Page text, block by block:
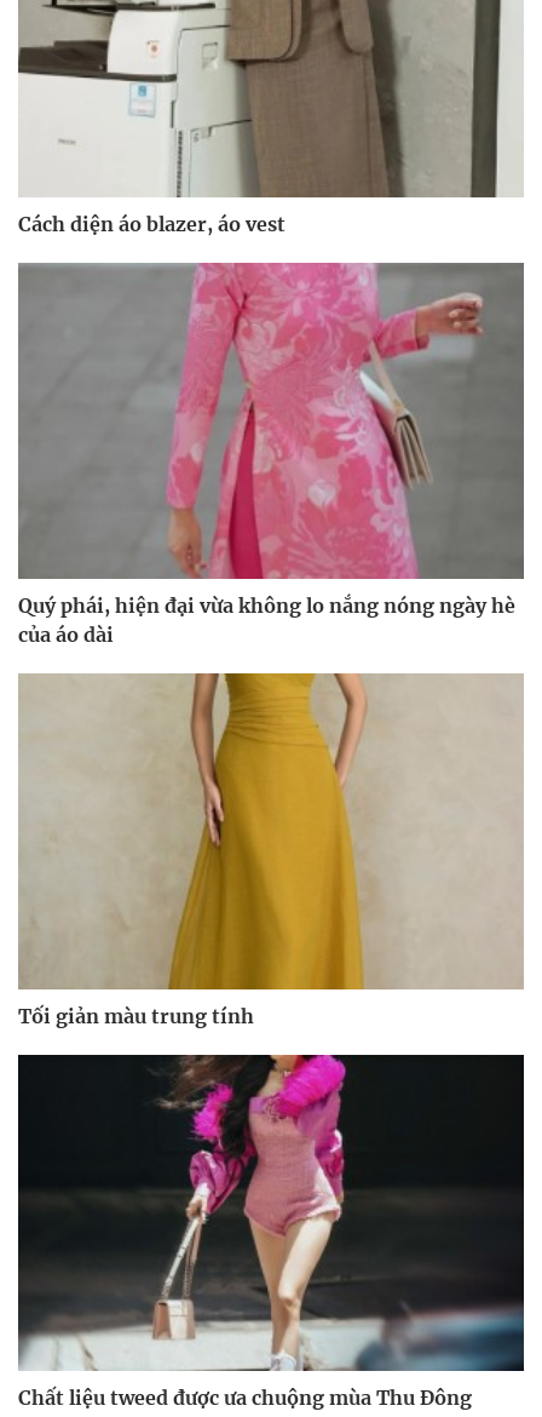
Cách diện áo blazer, áo vest
Quý phái, hiện đại vừa không lo nắng nóng ngày hè
của áo dài
Tối giản màu trung tính
Chất liệu tweed được ưa chuộng mùa Thu Đông